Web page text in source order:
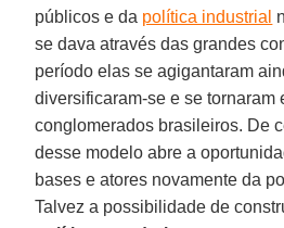
públicos e da política industrial
se dava através das grandes
período elas se agigantaram
diversificaram-se e se tornaram
conglomerados brasileiros. De
desse modelo abre a
bases e atores novamente da
Talvez a possibilidade de